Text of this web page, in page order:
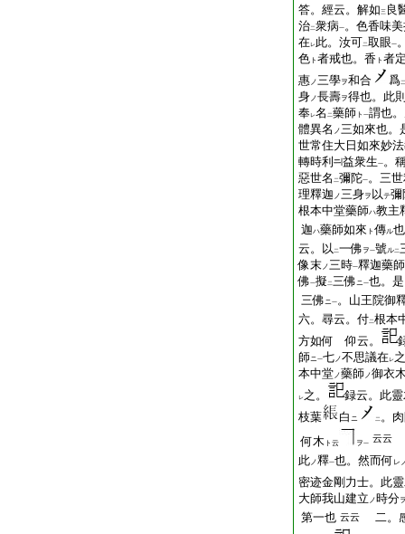
答。經云。解如三 良
治二衆病一。色香味
在レ此。汝可二取眼一
色 ト 者戒也。香 ト 者
惠ノ三學ヲ和合 爲二
身ノ長壽ヲ得也。此
奉レ名 二藥師 ト 一謂也
體異名 ノ三如來也。
世常住大日如來妙
轉時利
益衆生一。
惡世名 二彌陀一。三
理釋迦 ノ三身ヲ 以テ彌
根本中堂藥師ハ教主
迦ハ藥師如來 ト 傳ル
云。以 二一佛 ヲ一號ル二
像末ノ三時一釋迦藥
佛一擬 二三佛ニ一也。
三佛ニ一。山王院御
六。尋云。付二根本
方如何 仰云。
師ニ一七ノ不思議在レ
本中堂ノ藥師ノ御衣
レ之。
録云。此
枝葉
白 ニ 二 。
何木 ト云 ヲ一 云云
此ノ釋一也。然而何 レ
密迹金剛力士。此
大師我山建立 ノ時分
第一也 云云
二。